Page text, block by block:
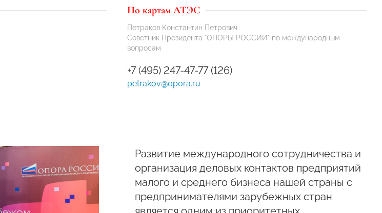
По картам АТЭС
Петраков Константин Петрович
Советник Президента "ОПОРЫ РОССИИ" по международным
вопросам
+7 (495) 247-47-77 (126)
petrakov@opora.ru
Развитие международного сотрудничества и
организация деловых контактов предприятий
малого и среднего бизнеса нашей страны с
предпринимателями зарубежных стран